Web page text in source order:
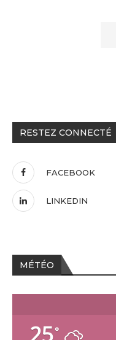
RESTEZ CONNECTÉ
FACEBOOK
LINKEDIN
MÉTÉO
°